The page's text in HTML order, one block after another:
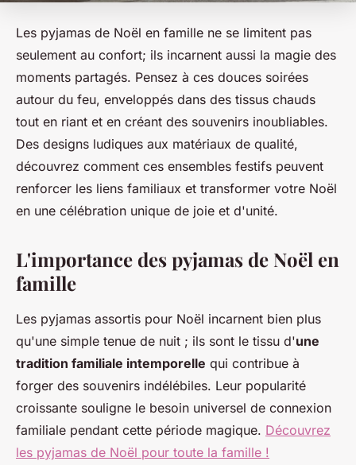
Les pyjamas de Noël en famille ne se limitent pas
seulement au confort; ils incarnent aussi la magie des
moments partagés. Pensez à ces douces soirées
autour du feu, enveloppés dans des tissus chauds
tout en riant et en créant des souvenirs inoubliables.
Des designs ludiques aux matériaux de qualité,
découvrez comment ces ensembles festifs peuvent
renforcer les liens familiaux et transformer votre Noël
en une célébration unique de joie et d'unité.
L'importance des pyjamas de Noël en
famille
Les pyjamas assortis pour Noël incarnent bien plus
qu'une simple tenue de nuit ; ils sont le tissu d'une
tradition familiale intemporelle qui contribue à
forger des souvenirs indélébiles. Leur popularité
croissante souligne le besoin universel de connexion
familiale pendant cette période magique. Découvrez
les pyjamas de Noël pour toute la famille !